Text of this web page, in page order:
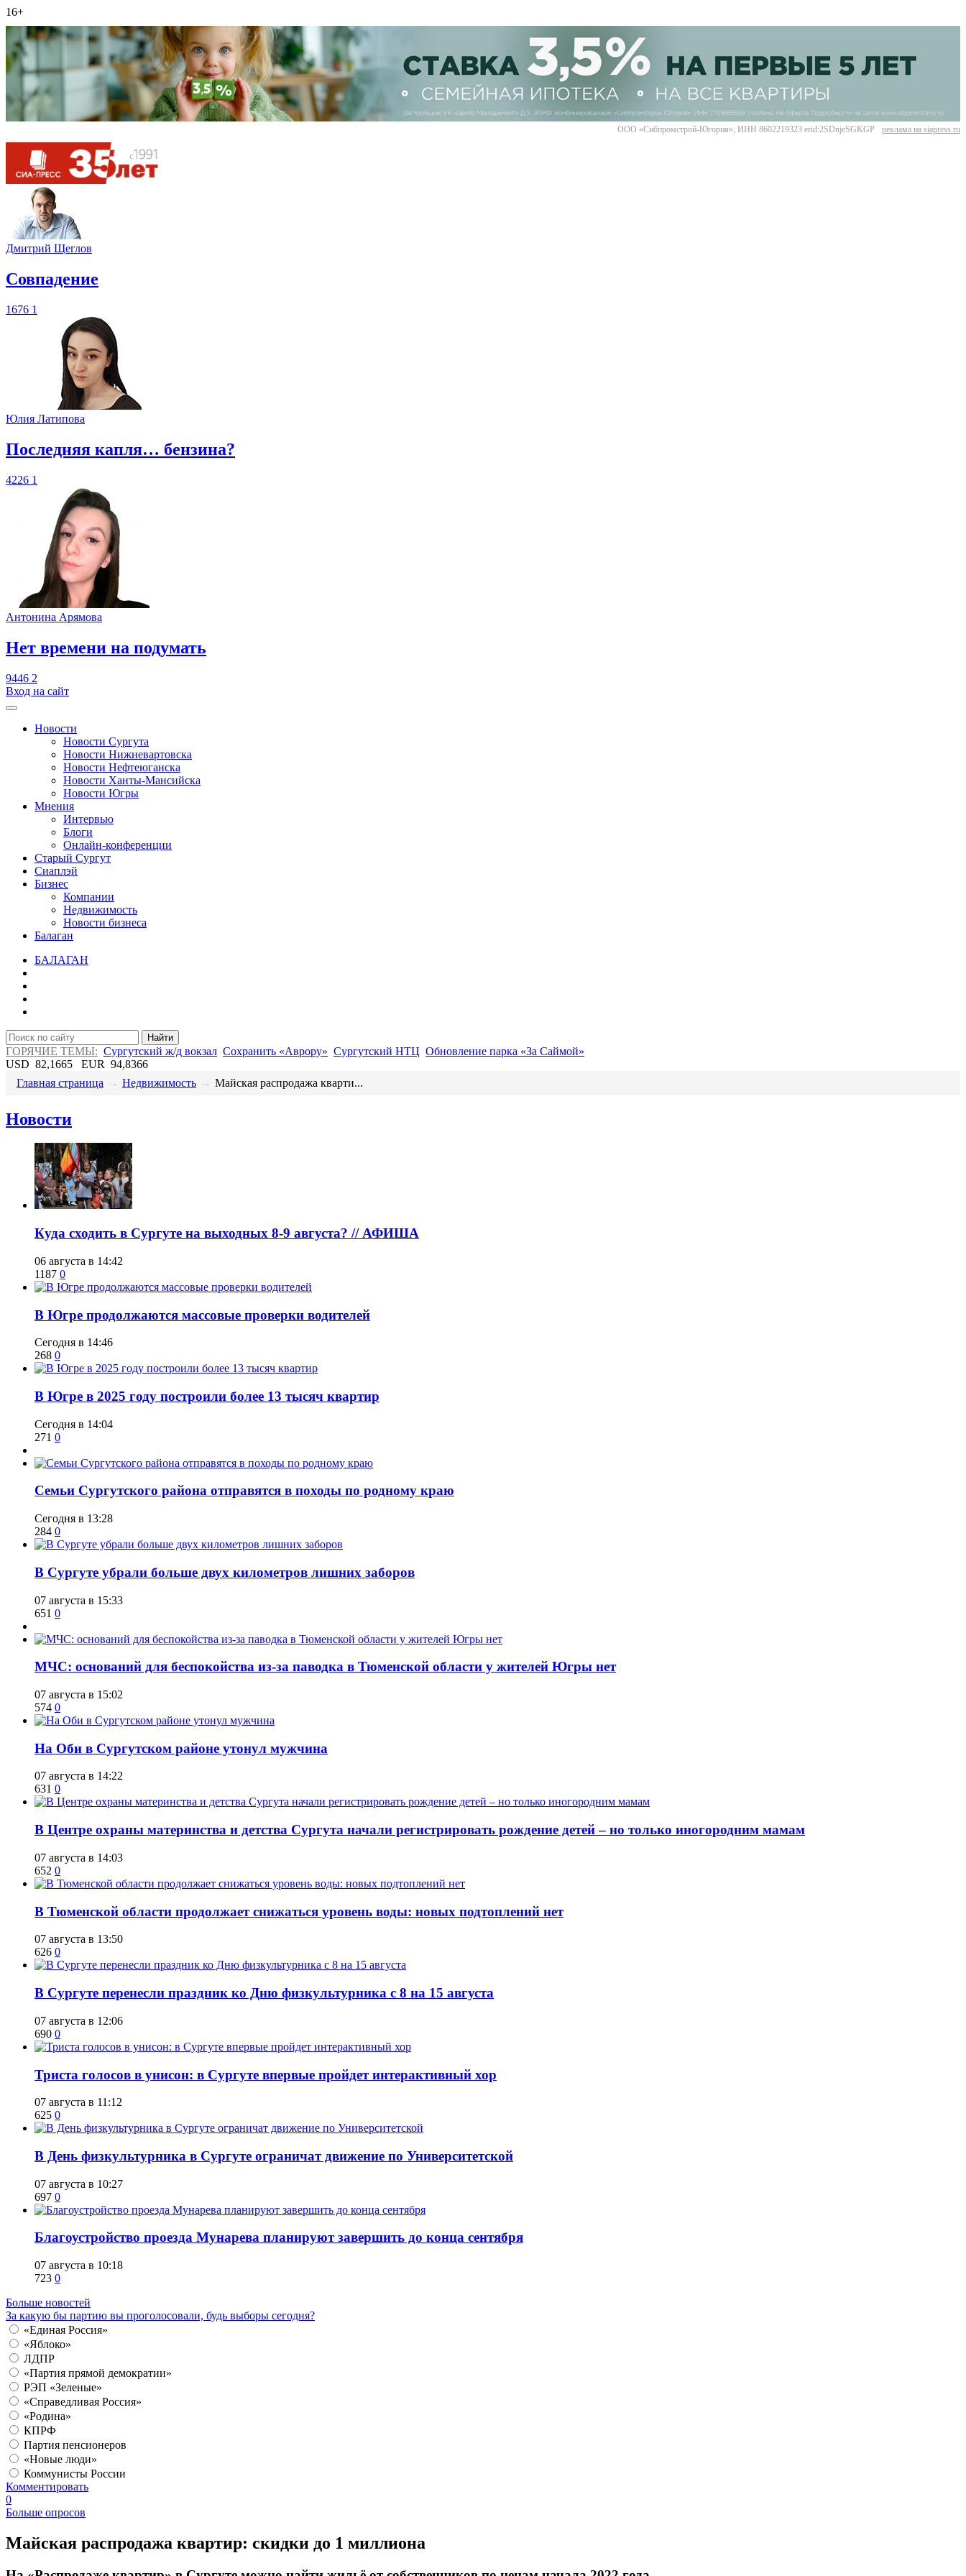
16+
ООО «Сибпромстрой-Югория», ИНН 8602219323 erid:2SDnjeSGKGP реклама на siapress.ru
Дмитрий Щеглов
​Совпадение
1676 1
Юлия Латипова
​Последняя капля… бензина?
4226 1
Антонина Арямова
​Нет времени на подумать
9446 2
Вход на сайт
Новости
Новости Сургута
Новости Нижневартовска
Новости Нефтеюганска
Новости Ханты-Мансийска
Новости Югры
Мнения
Интервью
Блоги
Онлайн-конференции
Старый Сургут
Сиаплэй
Бизнес
Компании
Недвижимость
Новости бизнеса
Балаган
БАЛАГАН
Найти
ГОРЯЧИЕ ТЕМЫ: Сургутский ж/д вокзал Сохранить «Аврору» Сургутский НТЦ Обновление парка «За Саймой»
USD 82,1665 EUR 94,8366
Главная страница → Недвижимость → ​Майская распродажа кварти...
Новости
​Куда сходить в Сургуте на выходных 8-9 августа? // АФИША
06 августа в 14:42
1187 0
​В Югре продолжаются массовые проверки водителей
Сегодня в 14:46
268 0
​В Югре в 2025 году построили более 13 тысяч квартир
Сегодня в 14:04
271 0
​Семьи Сургутского района отправятся в походы по родному краю
Сегодня в 13:28
284 0
​В Сургуте убрали больше двух километров лишних заборов
07 августа в 15:33
651 0
​МЧС: оснований для беспокойства из-за паводка в Тюменской области у жителей Югры нет
07 августа в 15:02
574 0
​На Оби в Сургутском районе утонул мужчина
07 августа в 14:22
631 0
​В Центре охраны материнства и детства Сургута начали регистрировать рождение детей – но только иногородним мамам
07 августа в 14:03
652 0
​В Тюменской области продолжает снижаться уровень воды: новых подтоплений нет
07 августа в 13:50
626 0
​В Сургуте перенесли праздник ко Дню физкультурника с 8 на 15 августа
07 августа в 12:06
690 0
​Триста голосов в унисон: в Сургуте впервые пройдет интерактивный хор
07 августа в 11:12
625 0
​В День физкультурника в Сургуте ограничат движение по Университетской
07 августа в 10:27
697 0
Благоустройство проезда Мунарева планируют завершить до конца сентября
07 августа в 10:18
723 0
Больше новостей
За какую бы партию вы проголосовали, будь выборы сегодня?
«Единая Россия»
«Яблоко»
ЛДПР
«Партия прямой демократии»
РЭП «Зеленые»
«Справедливая Россия»
«Родина»
КПРФ
Партия пенсионеров
«Новые люди»
Коммунисты России
Комментировать
0
Больше опросов
​Майская распродажа квартир: скидки до 1 миллиона